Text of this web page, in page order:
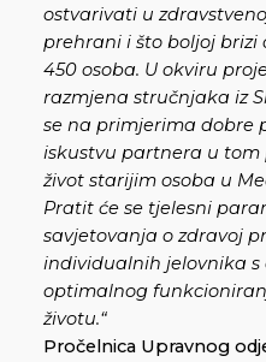
ostvarivati u
prehrani i što boljoj brizi
450 osoba. U okviru
razmjena stručnjaka iz
se na primjerima dobre
iskustvu partnera u
život starijim osoba u
Pratit će se tjelesni
savjetovanja o zdravoj
individualnih jelovnika s
optimalnog
životu.“
Pročelnica Upravnog